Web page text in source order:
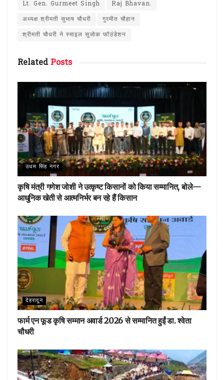
b
o
o
k
te
r
re
st
s
A
p
Lt. Gen. Gurmeet Singh
Raj Bhavan.
अध्यक्ष श्रीमती सुभाष चौधरी
गुरमीत चौहान
श्रीमती चौधरी ने स्माइल सुजोक फॉउंडेशन
RelatedPosts
उधम सिंह नगर
कृषि मंत्री गणेश जोशी ने उत्कृष्ट किसानों को किया सम्मानित, बोले—
आधुनिक खेती से आत्मनिर्भर बन रहे हैं किसान
देहरादून
फार्म एन फूड कृषि सम्मान अवार्ड 2026 से सम्मानित हुईं डा. श्वेता
चौधरी